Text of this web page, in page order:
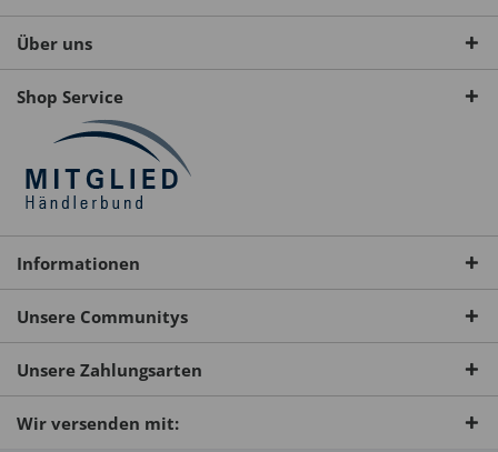
Über uns
Shop Service
Informationen
Unsere Communitys
Unsere Zahlungsarten
Wir versenden mit: